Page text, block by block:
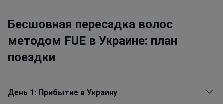
Бесшовная пересадка волос
методом FUE в Украине: план
поездки
День 1: Прибытие в Украину